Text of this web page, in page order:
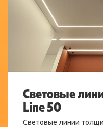
Световые
Line 50
Световые линии
2